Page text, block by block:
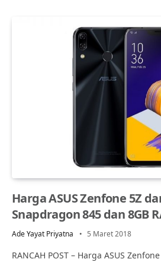
Harga ASUS Zenfone 5Z
Snapdragon 845 dan 8GB
Ade Yayat Priyatna 5 Maret 2018
RANCAH POST – Harga ASUS